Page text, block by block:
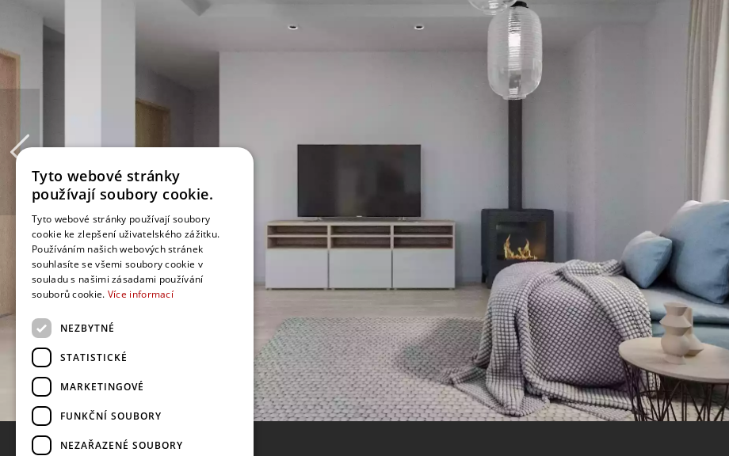
Tyto webové stránky
používají soubory cookie.
Tyto webové stránky používají soubory
cookie ke zlepšení uživatelského zážitku.
Používáním našich webových stránek
souhlasíte se všemi soubory cookie v
souladu s našimi zásadami používání
souborů cookie. Více informací
NEZBYTNÉ
STATISTICKÉ
MARKETINGOVÉ
FUNKČNÍ SOUBORY
NEZAŘAZENÉ SOUBORY